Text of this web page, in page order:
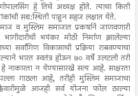
हे तिचे अध्यक्ष होते. त्याचा किती
सद्य:स्थिती पाहून सहज लक्षात येते.
व मुस्लिम समाजात प्रकर्षाने जाणवणारी
भयंकर मोठी निर्माण झालेल्या
सर्वांगिण विकासाची प्रक्रिया राबवण्याचा
भारत स्वतंत्र होऊन ७० वर्षे उलटली तरी
नाकारता न येण्यासारखे सत्य आहे. साक्षरता
गाठला आहे, तरीही मुस्लिम समाजाचा
आजही सर्व योजना फोल ठरल्या